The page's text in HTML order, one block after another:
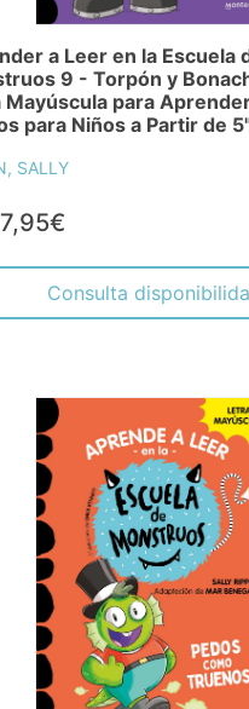
a Leer en la Escuela
9 - Torpón y
Mayúscula para
para Niños a Partir de
SALLY
7,95€
Consulta